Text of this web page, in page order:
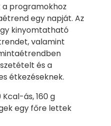
programokhoz
egy napját. Az
kinyomtatható
valamint
és a
étkezéseknek.
ás, 160 g
egy főre lettek